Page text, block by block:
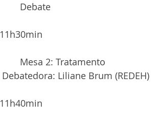
	Debate
11h30min
	Mesa 2: Tratamento
Debatedora: Liliane Brum (REDEH)
11h40min